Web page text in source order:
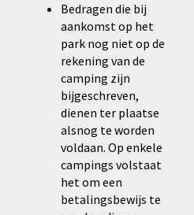
Bedragen die bij
aankomst op het
park nog niet op de
rekening van de
camping zijn
bijgeschreven,
dienen ter plaatse
alsnog te worden
voldaan. Op enkele
campings volstaat
het om een
betalingsbewijs te